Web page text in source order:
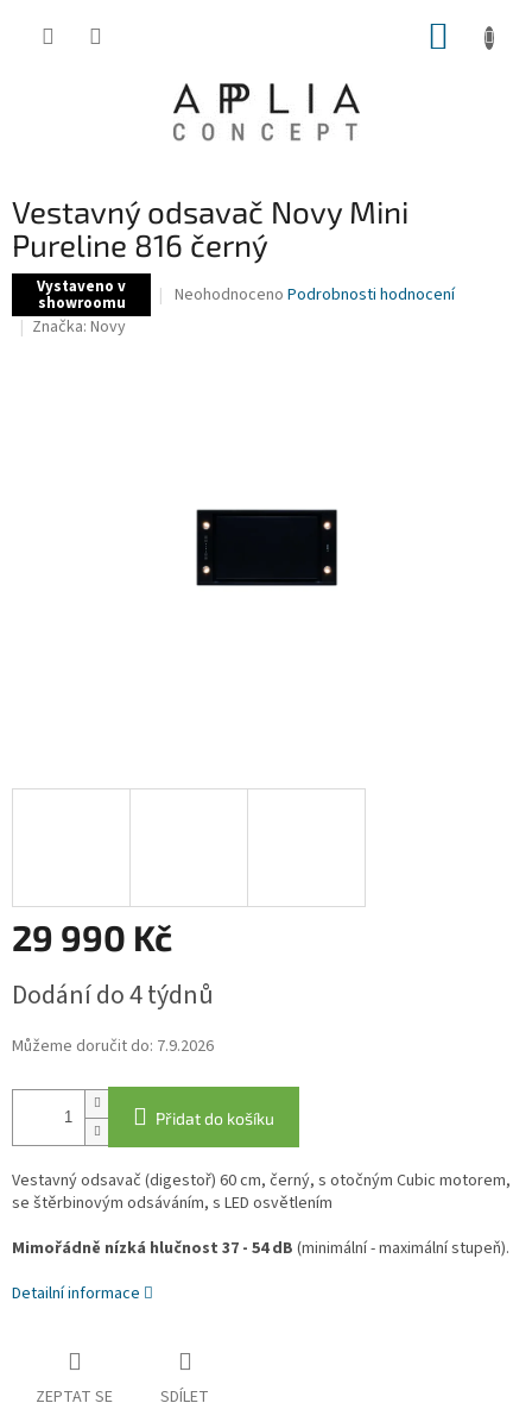
Vestavný odsavač Novy Mini
Pureline 816 černý
Vystaveno v
showroomu
Průměrné
Neohodnoceno Podrobnosti hodnocení
Značka: Novy
29 990 Kč
cena:
Dodání do 4 týdnů
Můžeme doručit do: 7.9.2026
Přidat do košíku
Vestavný odsavač (digestoř) 60 cm, černý, s otočným Cubic motorem,
se štěrbinovým odsáváním, s LED osvětlením
Mimořádně nízká hlučnost 37 - 54 dB (minimální - maximální stupeň).
Detailní informace
ZEPTAT SE SDÍLET